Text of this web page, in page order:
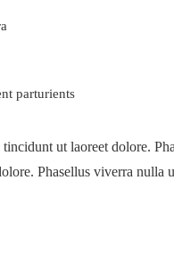
parturients
ut laoreet dolore.
Phasellus viverra nulla